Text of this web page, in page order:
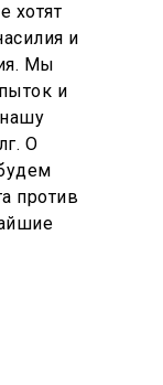
хотят
и
Мы
и
О
против